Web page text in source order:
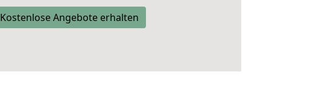
Kostenlose Angebote erhalten